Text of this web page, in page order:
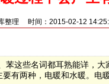
整理
时间：2015-02-12
苯这些名词都耳熟能详，
有两种，电暖和水暖。电